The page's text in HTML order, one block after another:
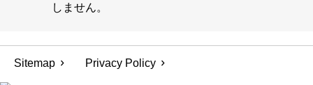
しません。
Sitemap Privacy Policy